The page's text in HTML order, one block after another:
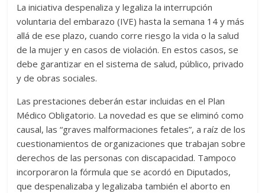
La iniciativa despenaliza y legaliza la interrupción
voluntaria del embarazo (IVE) hasta la semana 14 y más
allá de ese plazo, cuando corre riesgo la vida o la salud
de la mujer y en casos de violación. En estos casos, se
debe garantizar en el sistema de salud, público, privado
y de obras sociales.
Las prestaciones deberán estar incluidas en el Plan
Médico Obligatorio. La novedad es que se eliminó como
causal, las “graves malformaciones fetales”, a raíz de los
cuestionamientos de organizaciones que trabajan sobre
derechos de las personas con discapacidad. Tampoco
incorporaron la fórmula que se acordó en Diputados,
que despenalizaba y legalizaba también el aborto en